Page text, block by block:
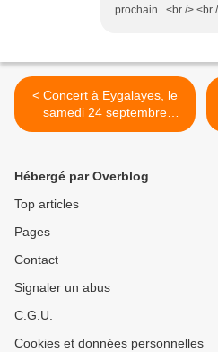
prochain...<br /> <br
< Concert à Eygalayes, le
samedi 24 septembre
2011...
Hébergé par Overblog
Top articles
Pages
Contact
Signaler un abus
C.G.U.
Cookies et données personnelles